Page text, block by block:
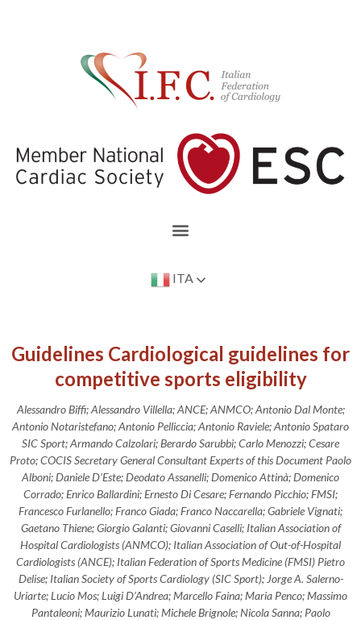
ITA
Guidelines Cardiological guidelines for
competitive sports eligibility
Alessandro Biffi; Alessandro Villella; ANCE; ANMCO; Antonio Dal Monte;
Antonio Notaristefano; Antonio Pelliccia; Antonio Raviele; Antonio Spataro
SIC Sport; Armando Calzolari; Berardo Sarubbi; Carlo Menozzi; Cesare
Proto; COCIS Secretary General Consultant Experts of this Document Paolo
Alboni; Daniele D’Este; Deodato Assanelli; Domenico Attinà; Domenico
Corrado; Enrico Ballardini; Ernesto Di Cesare; Fernando Picchio; FMSI;
Francesco Furlanello; Franco Giada; Franco Naccarella; Gabriele Vignati;
Gaetano Thiene; Giorgio Galanti; Giovanni Caselli; Italian Association of
Hospital Cardiologists (ANMCO); Italian Association of Out-of-Hospital
Cardiologists (ANCE); Italian Federation of Sports Medicine (FMSI) Pietro
Delise; Italian Society of Sports Cardiology (SIC Sport); Jorge A. Salerno-
Uriarte; Lucio Mos; Luigi D’Andrea; Marcello Faina; Maria Penco; Massimo
Pantaleoni; Maurizio Lunati; Michele Brignole; Nicola Sanna; Paolo